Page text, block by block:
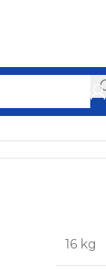
16 kg